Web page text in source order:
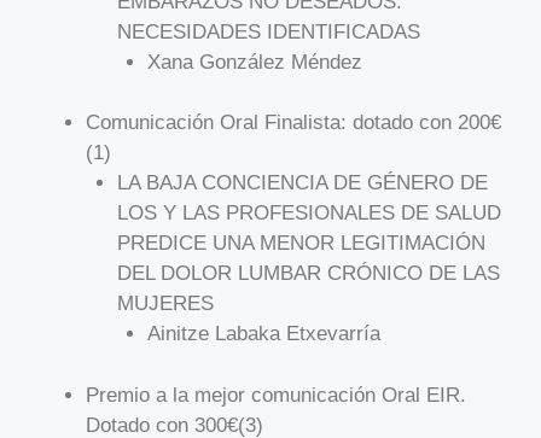
NECESIDADES IDENTIFICADAS
Xana González Méndez
Comunicación Oral Finalista: dotado con 200€
(1)
LA BAJA CONCIENCIA DE GÉNERO DE
LOS Y LAS PROFESIONALES DE SALUD
PREDICE UNA MENOR LEGITIMACIÓN
DEL DOLOR LUMBAR CRÓNICO DE LAS
MUJERES
Ainitze Labaka Etxevarría
Premio a la mejor comunicación Oral EIR.
Dotado con 300€(3)